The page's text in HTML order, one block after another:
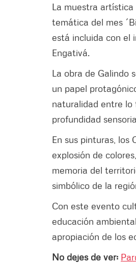
La muestra
temática del mes
está incluida con el
Engativá.
La obra de Galindo
un papel
naturalidad entre lo
profundidad
En sus pinturas, los
explosión de
memoria del
simbólico de la
Con este evento
educación
apropiación de los
No dejes de ver: